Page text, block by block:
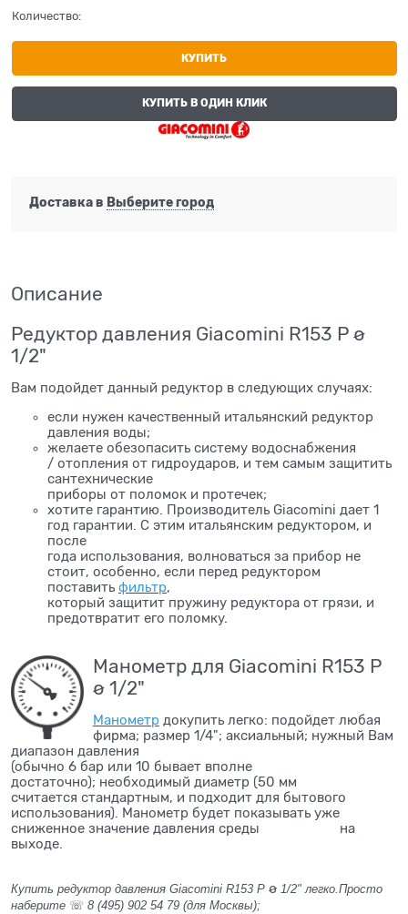
Количество:
КУПИТЬ
КУПИТЬ В ОДИН КЛИК
Доставка в Выберите город
Описание
Редуктор давления Giacomini R153 P ø
1/2"
Вам подойдет данный редуктор в следующих случаях:
если нужен качественный итальянский редуктор
давления воды;
желаете обезопасить систему водоснабжения
/ отопления от гидроударов, и тем самым защитить
сантехнические
приборы от поломок и протечек;
хотите гарантию. Производитель Giacomini дает 1
год гарантии. С этим итальянским редуктором, и
после
года использования, волноваться за прибор не
стоит, особенно, если перед редуктором
поставить фильтр,
который защитит пружину редуктора от грязи, и
предотвратит его поломку.
Манометр для Giacomini R153 P
ø 1/2"
Манометр докупить легко: подойдет любая
фирма; размер 1/4"; аксиальный; нужный Вам
диапазон давления
(обычно 6 бар или 10 бывает вполне
достаточно); необходимый диаметр (50 мм
считается стандартным, и подходит для бытового
использования). Манометр будет показывать уже
сниженное значение давления среды на
выходе.
Купить редуктор давления Giacomini R153 P ø 1/2"​ легко.Просто
наберите ☏ 8 (495) 902 54 79 (для Москвы);